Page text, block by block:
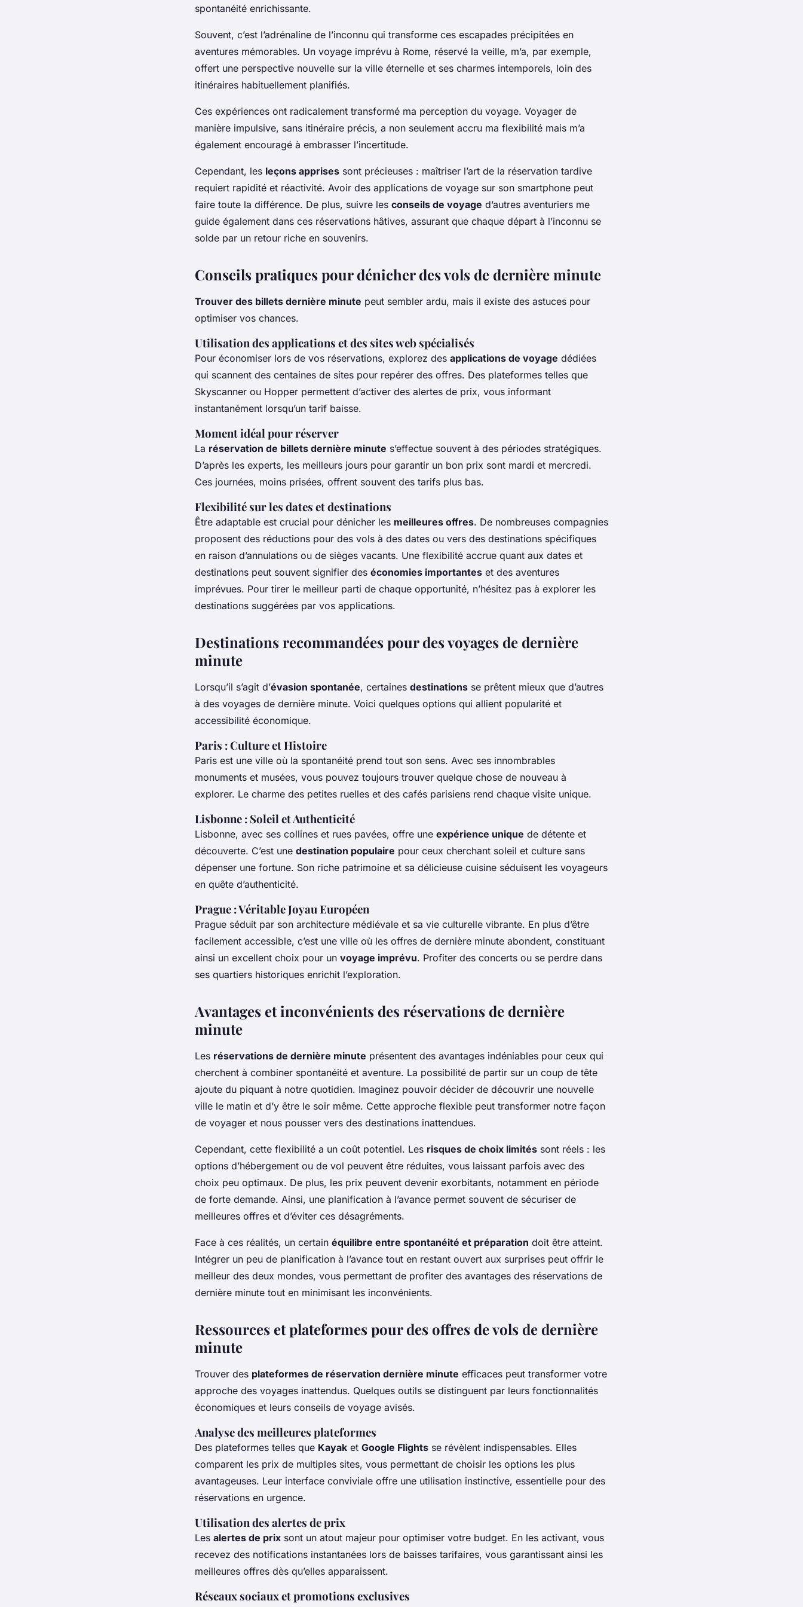
spontanéité enrichissante.
Souvent, c’est l’adrénaline de l’inconnu qui transforme ces escapades précipitées en
aventures mémorables. Un voyage imprévu à Rome, réservé la veille, m’a, par exemple,
offert une perspective nouvelle sur la ville éternelle et ses charmes intemporels, loin des
itinéraires habituellement planifiés.
Ces expériences ont radicalement transformé ma perception du voyage. Voyager de
manière impulsive, sans itinéraire précis, a non seulement accru ma flexibilité mais m’a
également encouragé à embrasser l’incertitude.
Cependant, les leçons apprises sont précieuses : maîtriser l’art de la réservation tardive
requiert rapidité et réactivité. Avoir des applications de voyage sur son smartphone peut
faire toute la différence. De plus, suivre les conseils de voyage d’autres aventuriers me
guide également dans ces réservations hâtives, assurant que chaque départ à l’inconnu se
solde par un retour riche en souvenirs.
Conseils pratiques pour dénicher des vols de dernière minute
Trouver des billets dernière minute peut sembler ardu, mais il existe des astuces pour
optimiser vos chances.
Utilisation des applications et des sites web spécialisés
Pour économiser lors de vos réservations, explorez des applications de voyage dédiées
qui scannent des centaines de sites pour repérer des offres. Des plateformes telles que
Skyscanner ou Hopper permettent d’activer des alertes de prix, vous informant
instantanément lorsqu’un tarif baisse.
Moment idéal pour réserver
La réservation de billets dernière minute s’effectue souvent à des périodes stratégiques.
D’après les experts, les meilleurs jours pour garantir un bon prix sont mardi et mercredi.
Ces journées, moins prisées, offrent souvent des tarifs plus bas.
Flexibilité sur les dates et destinations
Être adaptable est crucial pour dénicher les meilleures offres. De nombreuses compagnies
proposent des réductions pour des vols à des dates ou vers des destinations spécifiques
en raison d’annulations ou de sièges vacants. Une flexibilité accrue quant aux dates et
destinations peut souvent signifier des économies importantes et des aventures
imprévues. Pour tirer le meilleur parti de chaque opportunité, n’hésitez pas à explorer les
destinations suggérées par vos applications.
Destinations recommandées pour des voyages de dernière
minute
Lorsqu’il s’agit d’évasion spontanée, certaines destinations se prêtent mieux que d’autres
à des voyages de dernière minute. Voici quelques options qui allient popularité et
accessibilité économique.
Paris : Culture et Histoire
Paris est une ville où la spontanéité prend tout son sens. Avec ses innombrables
monuments et musées, vous pouvez toujours trouver quelque chose de nouveau à
explorer. Le charme des petites ruelles et des cafés parisiens rend chaque visite unique.
Lisbonne : Soleil et Authenticité
Lisbonne, avec ses collines et rues pavées, offre une expérience unique de détente et
découverte. C’est une destination populaire pour ceux cherchant soleil et culture sans
dépenser une fortune. Son riche patrimoine et sa délicieuse cuisine séduisent les voyageurs
en quête d’authenticité.
Prague : Véritable Joyau Européen
Prague séduit par son architecture médiévale et sa vie culturelle vibrante. En plus d’être
facilement accessible, c’est une ville où les offres de dernière minute abondent, constituant
ainsi un excellent choix pour un voyage imprévu. Profiter des concerts ou se perdre dans
ses quartiers historiques enrichit l’exploration.
Avantages et inconvénients des réservations de dernière
minute
Les réservations de dernière minute présentent des avantages indéniables pour ceux qui
cherchent à combiner spontanéité et aventure. La possibilité de partir sur un coup de tête
ajoute du piquant à notre quotidien. Imaginez pouvoir décider de découvrir une nouvelle
ville le matin et d’y être le soir même. Cette approche flexible peut transformer notre façon
de voyager et nous pousser vers des destinations inattendues.
Cependant, cette flexibilité a un coût potentiel. Les risques de choix limités sont réels : les
options d’hébergement ou de vol peuvent être réduites, vous laissant parfois avec des
choix peu optimaux. De plus, les prix peuvent devenir exorbitants, notamment en période
de forte demande. Ainsi, une planification à l’avance permet souvent de sécuriser de
meilleures offres et d’éviter ces désagréments.
Face à ces réalités, un certain équilibre entre spontanéité et préparation doit être atteint.
Intégrer un peu de planification à l’avance tout en restant ouvert aux surprises peut offrir le
meilleur des deux mondes, vous permettant de profiter des avantages des réservations de
dernière minute tout en minimisant les inconvénients.
Ressources et plateformes pour des offres de vols de dernière
minute
Trouver des plateformes de réservation dernière minute efficaces peut transformer votre
approche des voyages inattendus. Quelques outils se distinguent par leurs fonctionnalités
économiques et leurs conseils de voyage avisés.
Analyse des meilleures plateformes
Des plateformes telles que Kayak et Google Flights se révèlent indispensables. Elles
comparent les prix de multiples sites, vous permettant de choisir les options les plus
avantageuses. Leur interface conviviale offre une utilisation instinctive, essentielle pour des
réservations en urgence.
Utilisation des alertes de prix
Les alertes de prix sont un atout majeur pour optimiser votre budget. En les activant, vous
recevez des notifications instantanées lors de baisses tarifaires, vous garantissant ainsi les
meilleures offres dès qu’elles apparaissent.
Réseaux sociaux et promotions exclusives